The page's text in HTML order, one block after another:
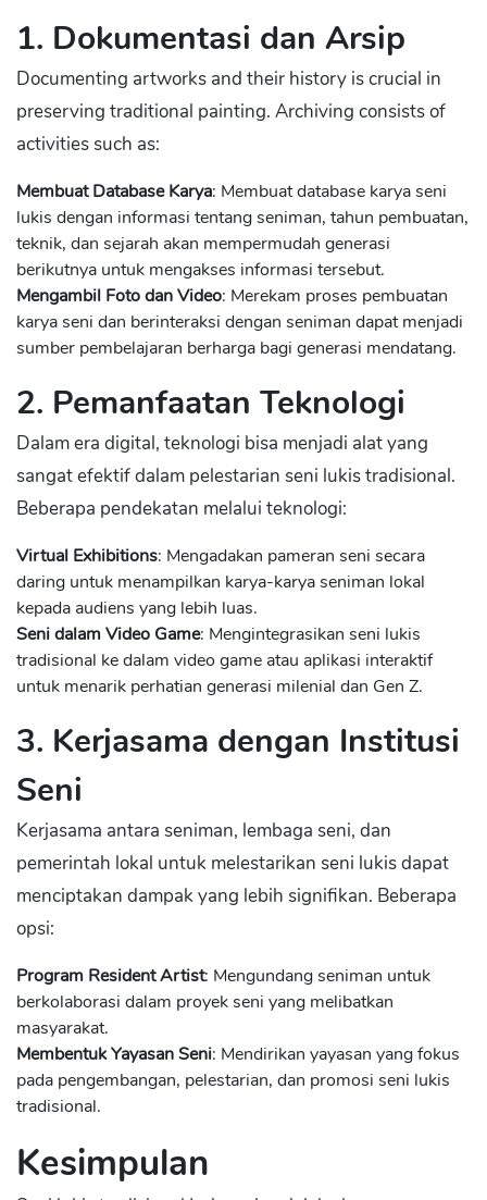
1. Dokumentasi dan Arsip
Documenting artworks and their history is crucial in
preserving traditional painting. Archiving consists of
activities such as:
Membuat Database Karya: Membuat database karya seni
lukis dengan informasi tentang seniman, tahun pembuatan,
teknik, dan sejarah akan mempermudah generasi
berikutnya untuk mengakses informasi tersebut.
Mengambil Foto dan Video: Merekam proses pembuatan
karya seni dan berinteraksi dengan seniman dapat menjadi
sumber pembelajaran berharga bagi generasi mendatang.
2. Pemanfaatan Teknologi
Dalam era digital, teknologi bisa menjadi alat yang
sangat efektif dalam pelestarian seni lukis tradisional.
Beberapa pendekatan melalui teknologi:
Virtual Exhibitions: Mengadakan pameran seni secara
daring untuk menampilkan karya-karya seniman lokal
kepada audiens yang lebih luas.
Seni dalam Video Game: Mengintegrasikan seni lukis
tradisional ke dalam video game atau aplikasi interaktif
untuk menarik perhatian generasi milenial dan Gen Z.
3. Kerjasama dengan Institusi
Seni
Kerjasama antara seniman, lembaga seni, dan
pemerintah lokal untuk melestarikan seni lukis dapat
menciptakan dampak yang lebih signifikan. Beberapa
opsi:
Program Resident Artist: Mengundang seniman untuk
berkolaborasi dalam proyek seni yang melibatkan
masyarakat.
Membentuk Yayasan Seni: Mendirikan yayasan yang fokus
pada pengembangan, pelestarian, dan promosi seni lukis
tradisional.
Kesimpulan